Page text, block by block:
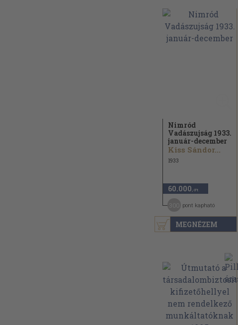
MEGNÉZEM
Nimród
Vadászujság 1933.
január-december
Kiss Sándor...
1933
60.000 ,-Ft
pont kapható